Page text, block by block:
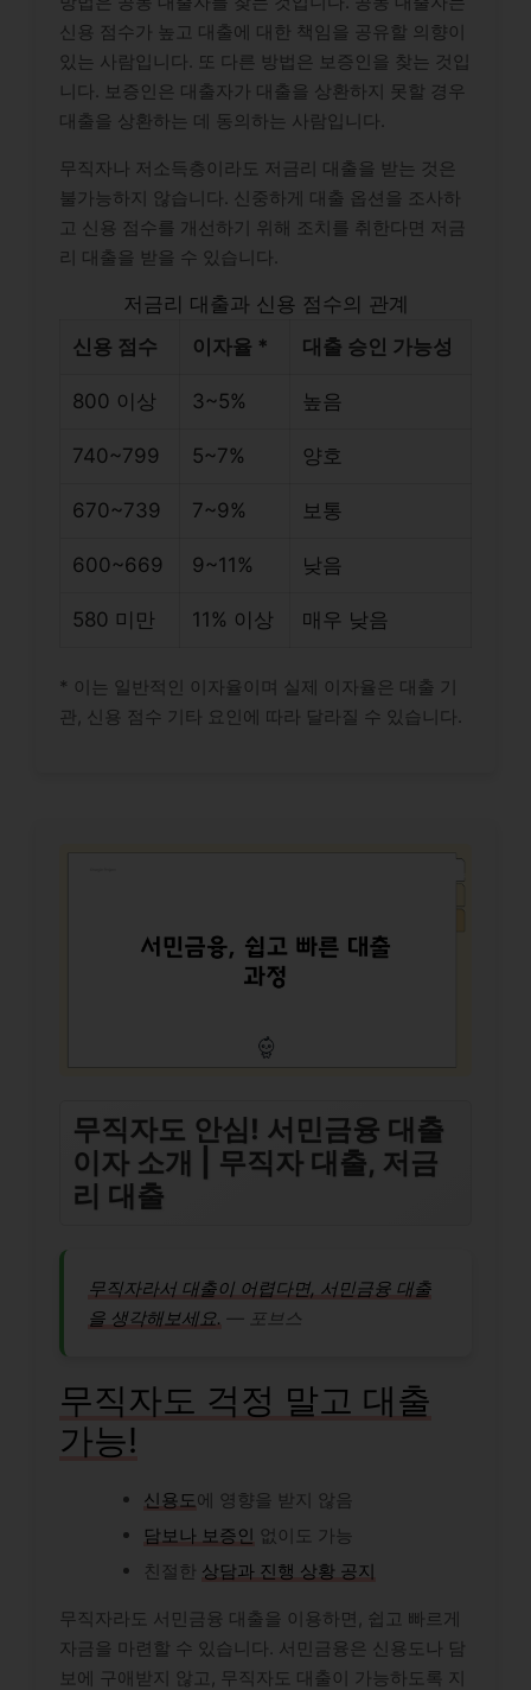
신용 점수가 높고 대출에 대한 책임을 공유할 의향이
있는 사람입니다. 또 다른 방법은 보증인을 찾는 것입
니다. 보증인은 대출자가 대출을 상환하지 못할 경우
대출을 상환하는 데 동의하는 사람입니다.
무직자나 저소득층이라도 저금리 대출을 받는 것은
불가능하지 않습니다. 신중하게 대출 옵션을 조사하
고 신용 점수를 개선하기 위해 조치를 취한다면 저금
리 대출을 받을 수 있습니다.
저금리 대출과 신용 점수의 관계
신용 점수
이자율 * 대출 승인 가능성
800 이상 3~5% 높음
740~799 5~7% 양호
670~739 7~9% 보통
600~669 9~11% 낮음
580 미만 11% 이상 매우 낮음
* 이는 일반적인 이자율이며 실제 이자율은 대출 기
관, 신용 점수 기타 요인에 따라 달라질 수 있습니다.
무직자도 안심! 서민금융 대출
이자 소개 | 무직자 대출, 저금
리 대출
무직자라서 대출이 어렵다면, 서민금융 대출
을 생각해보세요. ― 포브스
무직자도 걱정 말고 대출
가능!
신용도 에 영향을 받지 않음
담보나 보증인 없이도 가능
친절한 상담과 진행 상황 공지
무직자라도 서민금융 대출을 이용하면, 쉽고 빠르게
자금을 마련할 수 있습니다. 서민금융은 신용도나 담
보에 구애받지 않고, 무직자도 대출이 가능하도록 지